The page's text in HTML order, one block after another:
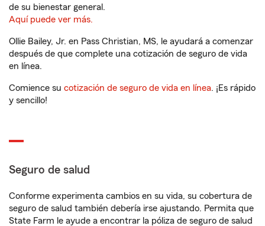
de su bienestar general.
Aquí puede ver más.
Ollie Bailey, Jr. en Pass Christian, MS, le ayudará a comenzar
después de que complete una cotización de seguro de vida
en línea.
Comience su cotización de seguro de vida en línea. ¡Es rápido
y sencillo!
Seguro de salud
Conforme experimenta cambios en su vida, su cobertura de
seguro de salud también debería irse ajustando. Permita que
State Farm le ayude a encontrar la póliza de seguro de salud